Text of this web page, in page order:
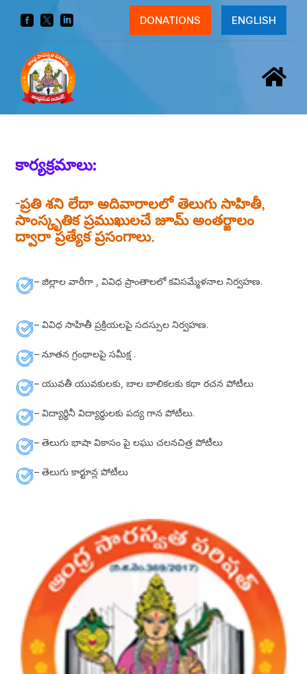
   DONATIONS ENGLISH

కార్యక్రమాలు:
-ప్రతి శని లేదా అదివారాలలో తెలుగు సాహితీ,
సాంస్కృతిక ప్రముఖులచే జూమ్ అంతర్జాలం
ద్వారా ప్రత్యేక ప్రసంగాలు.
– జిల్లాల వారీగా , వివిధ ప్రాంతాలలో కవిసమ్మేళనాల నిర్వహణ.
– వివిధ సాహితీ ప్రక్రియలపై సదస్సుల నిర్వహణ.
– నూతన గ్రంథాలపై సమీక్ష .
– యువతీ యువకులకు, బాల బాలికలకు కథా రచన పోటీలు
– విద్యార్థినీ విద్యార్థులకు పద్య గాన పోటీలు.
– తెలుగు భాషా వికాసం పై లఘు చలనచిత్ర పోటీలు
– తెలుగు కార్టూన్ల పోటీలు